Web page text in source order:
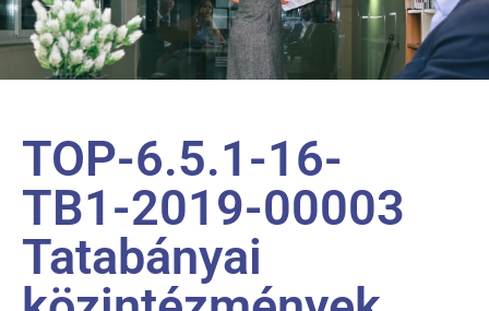
TOP-6.5.1-16-
TB1-2019-00003
Tatabányai